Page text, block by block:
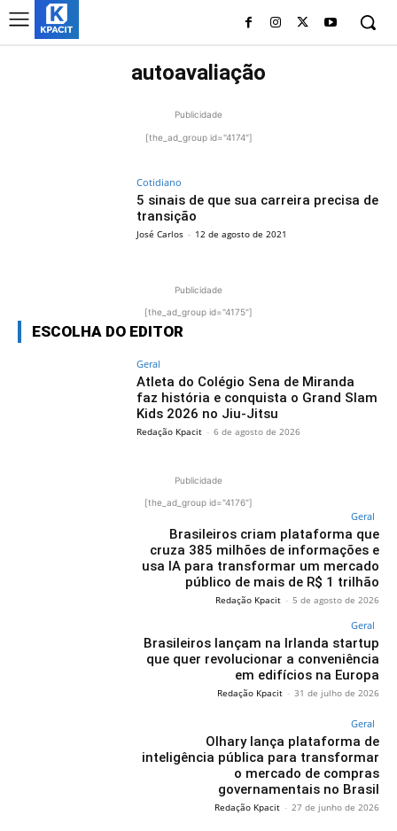
autoavaliação
Publicidade
[the_ad_group id="4174"]
Cotidiano
5 sinais de que sua carreira precisa de
transição
José Carlos - 12 de agosto de 2021
Publicidade
[the_ad_group id="4175"]
ESCOLHA DO EDITOR
Geral
Atleta do Colégio Sena de Miranda
faz história e conquista o Grand Slam
Kids 2026 no Jiu-Jitsu
Redação Kpacit - 6 de agosto de 2026
Publicidade
[the_ad_group id="4176"]
Geral
Brasileiros criam plataforma que
cruza 385 milhões de informações e
usa IA para transformar um mercado
público de mais de R$ 1 trilhão
Redação Kpacit - 5 de agosto de 2026
Geral
Brasileiros lançam na Irlanda startup
que quer revolucionar a conveniência
em edifícios na Europa
Redação Kpacit - 31 de julho de 2026
Geral
Olhary lança plataforma de
inteligência pública para transformar
o mercado de compras
governamentais no Brasil
Redação Kpacit - 27 de junho de 2026